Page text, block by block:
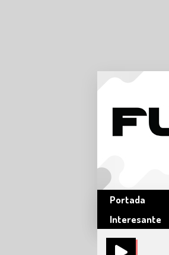
Portada
Interesante